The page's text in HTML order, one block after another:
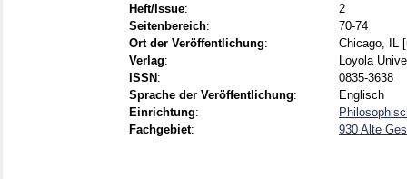
Heft/Issue:
2
Seitenbereich:
70-74
Ort der Veröffentlichung:
Chicago, IL
Verlag:
Loyola
ISSN :
0835-3638
Sprache der Veröffentlichung:
Englisch
Einrichtung:
Fachgebiet: 930 Alte